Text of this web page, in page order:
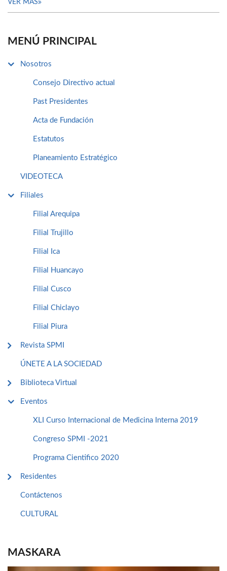
VER MÁS
MENÚ PRINCIPAL
Nosotros
Consejo Directivo actual
Past Presidentes
Acta de Fundación
Estatutos
Planeamiento Estratégico
VIDEOTECA
Filiales
Filial Arequipa
Filial Trujillo
Filial Ica
Filial Huancayo
Filial Cusco
Filial Chiclayo
Filial Piura
Revista SPMI
ÚNETE A LA SOCIEDAD
Biblioteca Virtual
Eventos
XLI Curso Internacional de Medicina Interna 2019
Congreso SPMI -2021
Programa Cientifico 2020
Residentes
Contáctenos
CULTURAL
MASKARA